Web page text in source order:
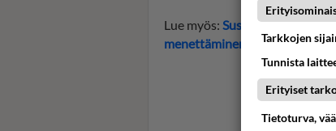
Lue myös: Susani Mahadura
menettäminen kotia myöten
Tarkkojen
Tunnista
Erityiset
Tietoturva,